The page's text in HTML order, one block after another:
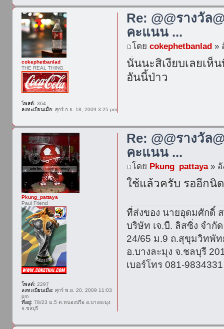
Re: @@รางวัล
คะแนน ...
โดยcokephetbanlad »
นั่นนะสิเงียบเลยเ
อันนี้ป่าว
cokephetbanlad
THE REAL THING
โพสต์: 364
ลงทะเบียนเมื่อ: ศุกร์ ก.ย. 18, 2009 3:25 pm
Re: @@รางวัล
คะแนน ...
โดย Pkung_pattaya» อั
ใช้แล้วครับ รออีกนิ
ที่ส่งของ นายอุดมศักดิ์
บริษัท เจ.บี. ลิสซิ่ง จำกัด
24/65 ม.9 ถ.สุขุมวิทพั
อ.บางละมุง จ.ชลบุรี
เบอร์โทร 081-
Pkung_pattaya
Paul Friend
โพสต์: 2297
ลงทะเบียนเมื่อ: ศุกร์ พ.ย. 20, 2009 11:03
pm
ที่อยู่: 78/23 ม.5 ต.หนองปรือ อ.บางละมุง
จ.ชลบุรี